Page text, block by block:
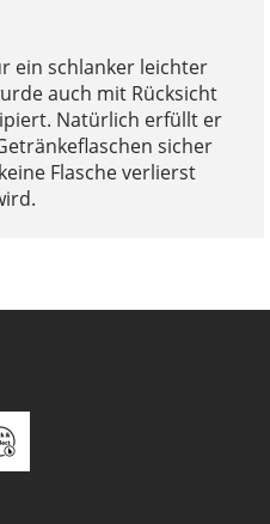
ein schlanker leichter
auch mit Rücksicht
Natürlich erfüllt er
sicher
Flasche verlierst